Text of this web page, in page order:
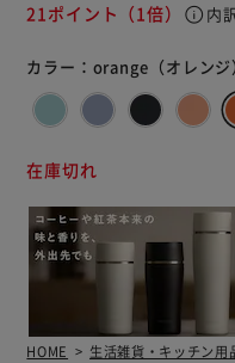
21ポイント （1倍） info 内
カラー： orange（オレンジ
在庫切れ
HOME 生活雑貨・キッチン用